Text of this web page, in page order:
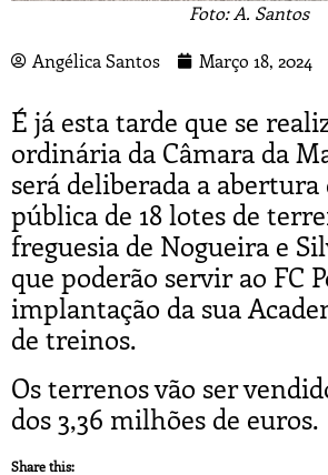
Foto: A. Santos
Angélica Santos Março 18, 2024
É já esta tarde que se
ordinária da Câmara da
será deliberada a abertura
pública de 18 lotes de
freguesia de Nogueira e
que poderão servir ao FC
implantação da sua
de treinos.
Os terrenos vão ser
dos 3,36 milhões de euros.
Share this: